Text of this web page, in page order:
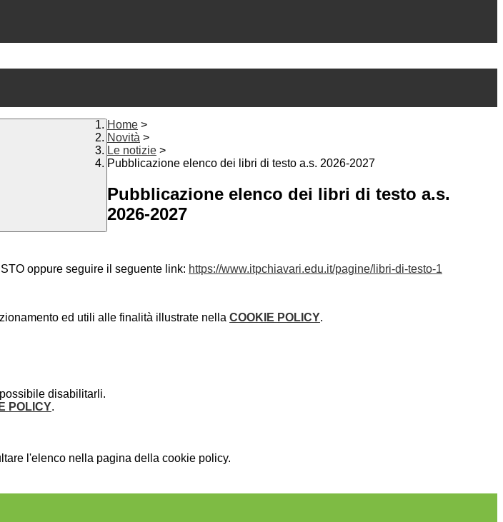
Home >
Novità >
Le notizie >
Pubblicazione elenco dei libri di testo a.s. 2026-2027
Pubblicazione elenco dei libri di testo a.s.
2026-2027
oppure seguire il seguente link: https://www.itpchiavari.edu.it/pagine/libri-di-testo-1
ed utili alle finalità illustrate nella COOKIE POLICY.
disabilitarli.
POLICY.
l'elenco nella pagina della cookie policy.